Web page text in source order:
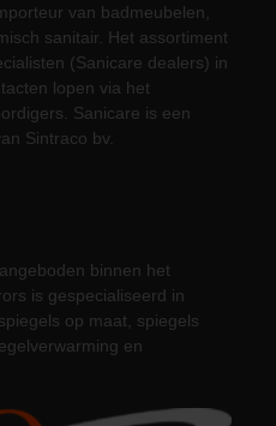
van badmeubelen,
sanitair. Het assortiment
(Sanicare dealers) in
lopen via het
Sanicare is een
Sintraco bv.
binnen het
is gespecialiseerd in
op maat, spiegels
en